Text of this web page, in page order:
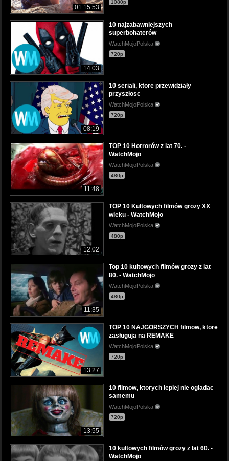
01:15:53
1080p
14:03
10 najzabawniejszych
superbohaterów
WatchMojoPolska
720p
08:19
10 seriali, ktore przewidziały
przyszłosc
WatchMojoPolska
720p
11:48
TOP 10 Horrorów z lat 70. -
WatchMojo
WatchMojoPolska
480p
12:02
TOP 10 Kultowych filmów grozy XX
wieku - WatchMojo
WatchMojoPolska
480p
11:35
Top 10 kultowych filmów grozy z lat
80. - WatchMojo
WatchMojoPolska
480p
13:27
TOP 10 NAJGORSZYCH filmow, ktore
zasługuja na REMAKE
WatchMojoPolska
720p
13:55
10 filmow, ktorych lepiej nie ogladac
samemu
WatchMojoPolska
720p
10 kultowych filmów grozy z lat 60. -
WatchMojo